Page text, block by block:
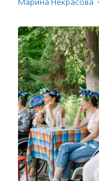
Марина Некрасова ·